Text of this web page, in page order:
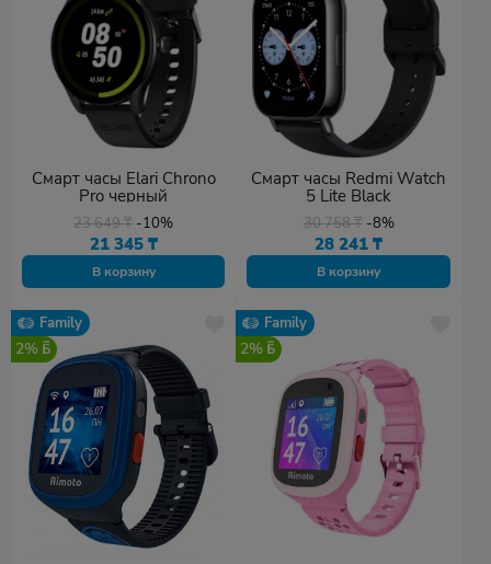
Смарт часы Elari Chrono
Pro черный
23 649₸ -10%
21 345 ₸
В корзину
Смарт часы Redmi Watch
5 Lite Black
30 758₸ -8%
28 241₸
В корзину
Family
2%
Family
2%